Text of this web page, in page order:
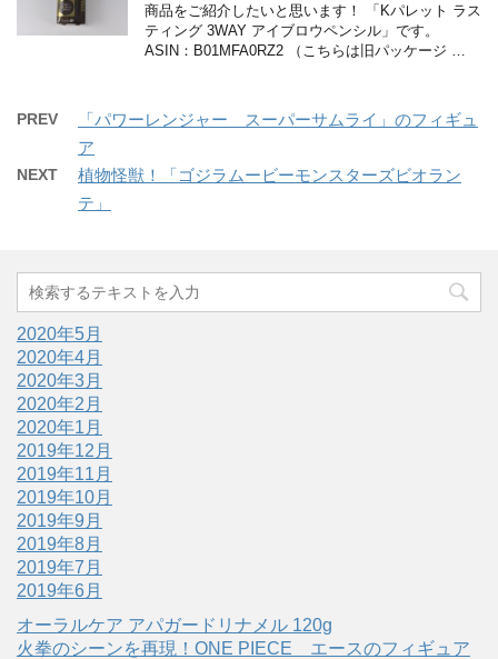
商品をご紹介したいと思います！ 「Kパレット ラス
ティング 3WAY アイブロウペンシル」です。
ASIN：B01MFA0RZ2 （こちらは旧パッケージ …
PREV
「パワーレンジャー スーパーサムライ」のフィギュ
ア
NEXT
植物怪獣！「ゴジラムービーモンスターズビオラン
テ」
2020年5月
2020年4月
2020年3月
2020年2月
2020年1月
2019年12月
2019年11月
2019年10月
2019年9月
2019年8月
2019年7月
2019年6月
オーラルケア アパガードリナメル 120g
火拳のシーンを再現！ONE PIECE エースのフィギュア